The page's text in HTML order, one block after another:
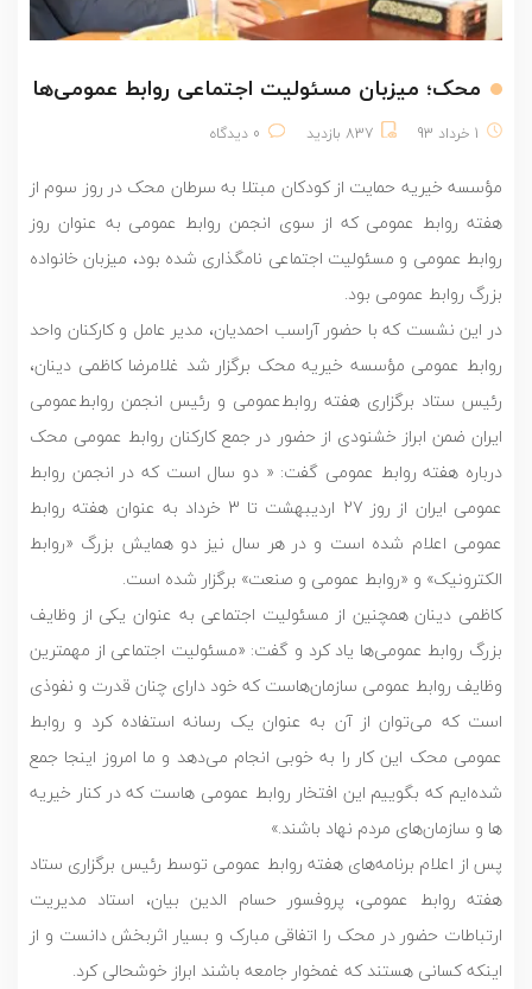
محک؛ میزبان مسئولیت اجتماعی روابط عمومی‌ها
1 خرداد 93 837 بازدید 0 دیدگاه
مؤسسه خیریه حمایت از کودکان مبتلا به سرطان محک در روز سوم از
هفته روابط عمومی که از سوی انجمن روابط عمومی به عنوان روز
روابط عمومی و مسئولیت اجتماعی نامگذاری شده بود، میزبان خانواده
بزرگ روابط عمومی بود.
در این نشست که با حضور آراسب احمدیان، مدیر عامل و کارکنان واحد
روابط عمومی مؤسسه خیریه محک برگزار شد غلامرضا کاظمی دینان،
رئیس ستاد برگزاری هفته روابط‌عمومی و رئیس انجمن روابط‌عمومی
ایران ضمن ابراز خشنودی از حضور در جمع کارکنان روابط عمومی محک
درباره هفته روابط عمومی گفت: « دو سال است که در انجمن روابط
عمومی ایران از روز 27 اردیبهشت تا 3 خرداد به عنوان هفته روابط
عمومی اعلام شده است و در هر سال نیز دو همایش بزرگ «روابط
الکترونیک» و «روابط عمومی و صنعت» برگزار شده است.
کاظمی دینان همچنین از مسئولیت اجتماعی به عنوان یکی از وظایف
بزرگ روابط عمومی‌ها یاد کرد و گفت: «مسئولیت اجتماعی از مهمترین
وظایف روابط عمومی سازمان‌هاست که خود دارای چنان قدرت و نفوذی
است که می‌توان از آن به عنوان یک رسانه استفاده کرد و روابط
عمومی محک این کار را به خوبی انجام می‌دهد و ما امروز اینجا جمع
شده‌ایم که بگوییم این افتخار روابط عمومی هاست که در کنار خیریه
ها و سازمان‌های مردم نهاد باشند.»
پس از اعلام برنامه‌های هفته روابط عمومی توسط رئیس برگزاری ستاد
هفته روابط عمومی، پروفسور حسام الدین بیان، استاد مدیریت
ارتباطات حضور در محک را اتفاقی مبارک و بسیار اثربخش دانست و از
اینکه کسانی هستند که غمخوار جامعه باشند ابراز خوشحالی کرد.